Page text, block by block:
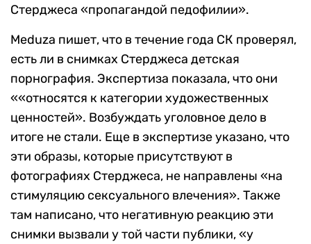
Стерджеса «пропагандой педофилии».
Meduza пишет, что в течение года СК проверял,
есть ли в снимках Стерджеса детская
порнография. Экспертиза показала, что они
««относятся к категории художественных
ценностей». Возбуждать уголовное дело в
итоге не стали. Еще в экспертизе указано, что
эти образы, которые присутствуют в
фотографиях Стерджеса, не направлены «на
стимуляцию сексуального влечения». Также
там написано, что негативную реакцию эти
снимки вызвали у той части публики, «у